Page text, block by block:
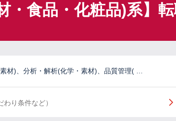
・食品・化粧品)系】
材)、分析・解析(化学・素材)、品質管理( …
わり条件など）